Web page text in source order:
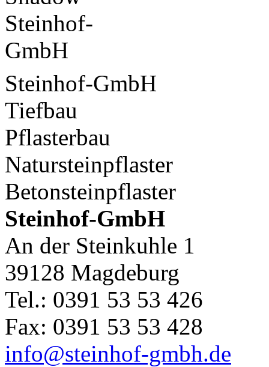
Steinhof-GmbH
Tiefbau
Pflasterbau
Natursteinpflaster
Betonsteinpflaster
Steinhof-GmbH
An der Steinkuhle 1
39128 Magdeburg
Tel.: 0391 53 53 426
Fax: 0391 53 53 428
info@steinhof-gmbh.de